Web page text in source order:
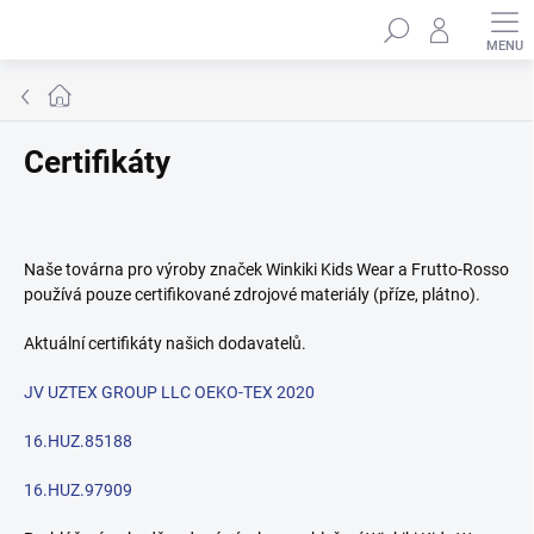
Hledat
Domů
Certifikáty
Naše továrna pro výroby značek Winkiki Kids Wear a Frutto-Rosso
používá pouze certifikované zdrojové materiály (příze, plátno).
Aktuální certifikáty našich dodavatelů.
JV UZTEX GROUP LLC OEKO-TEX 2020
16.HUZ.85188
16.HUZ.97909